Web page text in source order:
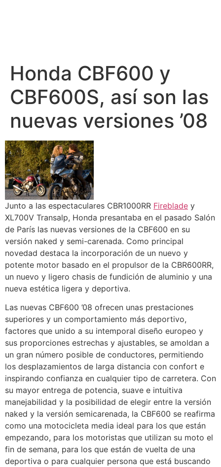
Honda CBF600 y
CBF600S, así son las
nuevas versiones ’08
Junto a las espectaculares CBR1000RR Fireblade y
XL700V Transalp, Honda presantaba en el pasado Salón
de París las nuevas versiones de la CBF600 en su
versión naked y semi-carenada. Como principal
novedad destaca la incorporación de un nuevo y
potente motor basado en el propulsor de la CBR600RR,
un nuevo y ligero chasis de fundición de aluminio y una
nueva estética ligera y deportiva.
Las nuevas CBF600 ’08 ofrecen unas prestaciones
superiores y un comportamiento más deportivo,
factores que unido a su intemporal diseño europeo y
sus proporciones estrechas y ajustables, se amoldan a
un gran número posible de conductores, permitiendo
los desplazamientos de larga distancia con confort e
inspirando confianza en cualquier tipo de carretera. Con
su mayor entrega de potencia, suave e intuitiva
manejabilidad y la posibilidad de elegir entre la versión
naked y la versión semicarenada, la CBF600 se reafirma
como una motocicleta media ideal para los que están
empezando, para los motoristas que utilizan su moto el
fin de semana, para los que están de vuelta de una
deportiva o para cualquier persona que está buscando